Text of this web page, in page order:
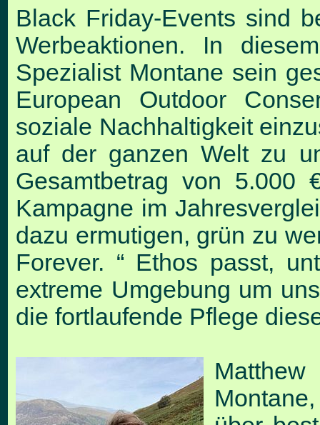
Black Friday-Events sind
Werbeaktionen. In
Spezialist Montane sein
European Outdoor
soziale Nachhaltigkeit
auf der ganzenWelt zu
Gesamtbetrag von 5.000
Kampagne im
dazu ermutigen, grün zu
Forever. “ Ethos passt,
extreme Umgebung um
die fortlaufende Pflege